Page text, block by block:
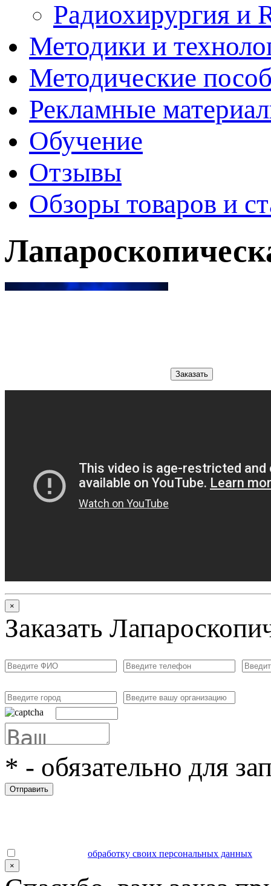
Радиохирургия и
Методики и
Методические
Рекламные
Обучение
Отзывы
Обзоры товаров и
Заказать
×
Заказать
* - обязательно для
Отправить
обработку своих персональных данных
×